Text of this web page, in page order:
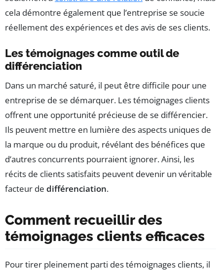
cela démontre également que l’entreprise se soucie
réellement des expériences et des avis de ses clients.
Les témoignages comme outil de
différenciation
Dans un marché saturé, il peut être difficile pour une
entreprise de se démarquer. Les témoignages clients
offrent une opportunité précieuse de se différencier.
Ils peuvent mettre en lumière des aspects uniques de
la marque ou du produit, révélant des bénéfices que
d’autres concurrents pourraient ignorer. Ainsi, les
récits de clients satisfaits peuvent devenir un véritable
facteur de différenciation.
Comment recueillir des
témoignages clients efficaces
Pour tirer pleinement parti des témoignages clients, il